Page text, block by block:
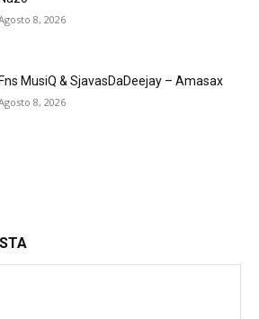
8, 2026
Fns MusiQ & SjavasDaDeejay – Amasax
8, 2026